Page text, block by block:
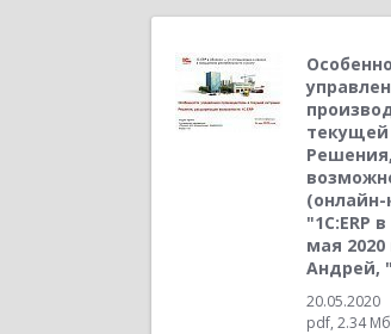
текущей
"1С:ERP
мая
Андрей,
20.05.2020
pdf, 2.34 Мб